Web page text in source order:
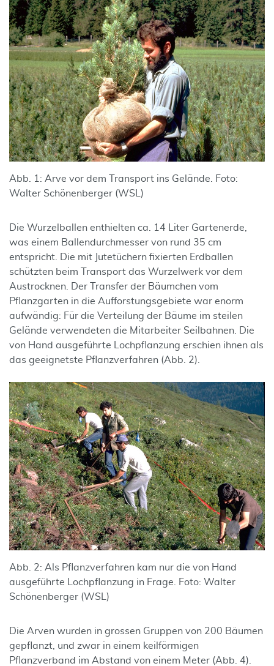
Abb. 1: Arve vor dem Transport ins Gelände. Foto:
Walter Schönenberger (WSL)
Die Wurzelballen enthielten ca. 14 Liter Gartenerde,
was einem Ballendurchmesser von rund 35 cm
entspricht. Die mit Jutetüchern fixierten Erdballen
schützten beim Transport das Wurzelwerk vor dem
Austrocknen. Der Transfer der Bäumchen vom
Pflanzgarten in die Aufforstungsgebiete war enorm
aufwändig: Für die Verteilung der Bäume im steilen
Gelände verwendeten die Mitarbeiter Seilbahnen. Die
von Hand ausgeführte Lochpflanzung erschien ihnen als
das geeignetste Pflanzverfahren (Abb. 2).
Abb. 2: Als Pflanzverfahren kam nur die von Hand
ausgeführte Lochpflanzung in Frage. Foto: Walter
Schönenberger (WSL)
Die Arven wurden in grossen Gruppen von 200 Bäumen
gepflanzt, und zwar in einem keilförmigen
Pflanzverband im Abstand von einem Meter (Abb. 4).